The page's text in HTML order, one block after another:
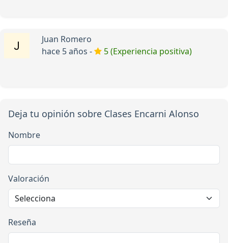
Juan Romero
hace 5 años -
5 (Experiencia positiva)
Deja tu opinión sobre Clases Encarni Alonso
Nombre
Valoración
Reseña